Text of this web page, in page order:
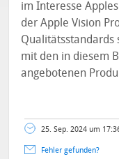
im Interesse
der Apple Vision
Qualitätsstandards
mit den in diesem
angebotenen
25. Sep. 2024 um
Fehler gefunden?